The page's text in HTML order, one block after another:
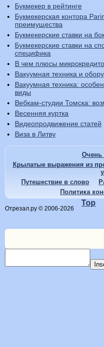
Букмекер в рейтинге
Букмекерская контора
преимущества
Букмекерские ставки на
Букмекерские ставки на
специфика
В чем плюсы
Вакуумная техника и
Вакуумная техника:
виды
Вебкам-студии Томска:
Весенняя куртка
Видеопродвижение статей
Виза в Литву
Очень
Крылатые выражения из
Путешествие в слово
Политика
Отрезал.ру © 2006-2026
Top